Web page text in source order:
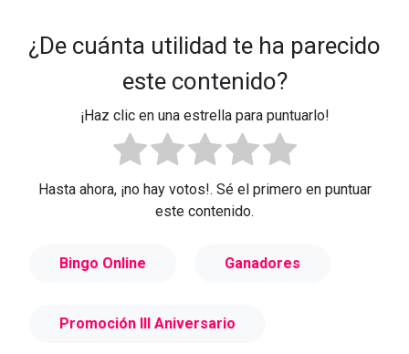
¿De cuánta utilidad te ha parecido
este contenido?
¡Haz clic en una estrella para puntuarlo!
Hasta ahora, ¡no hay votos!. Sé el primero en puntuar
este contenido.
Bingo Online Ganadores
Promoción III Aniversario